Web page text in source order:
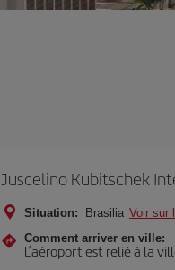
Juscelino Kubitschek
Situation: Brasilia Voir sur
Comment arriver en ville:
L’aéroport est relié à la